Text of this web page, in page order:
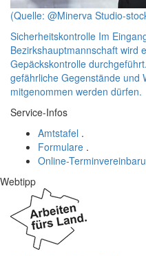
(Quelle: @Minerva Studio-
Sicherheitskontrolle Im
Bezirkshauptmannschaft wird
Gepäckskontrolle
gefährliche Gegenstände und
mitgenommen werden dürfen.
Service-Infos
Amtstafel .
Formulare .
Online-
Webtipp